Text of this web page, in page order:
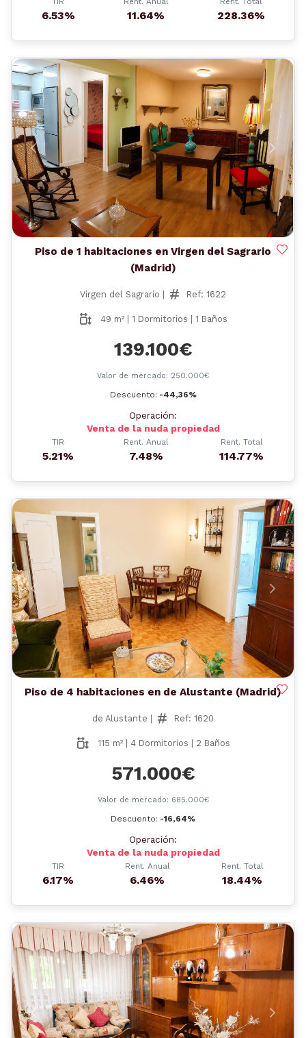
6.53% 11.64% 228.36%
Anterior
Piso de 1 habitaciones en Virgen del Sagrario
(Madrid)
Virgen del Sagrario | Ref: 1622
49 m² | 1 Dormitorios | 1 Baños
139.100€
Valor de mercado: 250.000€
Descuento: -44,36%
Operación:
Venta de la nuda propiedad
TIR
5.21%
Rent. Anual
7.48%
Rent. Total
114.77%
Anterior
Piso de 4 habitaciones en de Alustante (Madrid)
de Alustante | Ref: 1620
115 m² | 4 Dormitorios | 2 Baños
571.000€
Valor de mercado: 685.000€
Descuento: -16,64%
Operación:
Venta de la nuda propiedad
TIR
6.17%
Rent. Anual
6.46%
Rent. Total
18.44%
Anterior